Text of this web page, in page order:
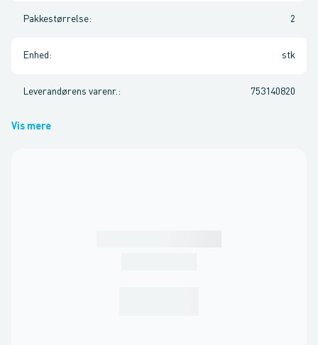
Pakkestørrelse: 2
Enhed : stk
Leverandørens varenr. : 753140820
Vis mere